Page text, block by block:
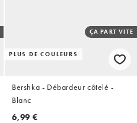
PLUS DE COULEURS
ÇA PART VITE
Bershka - Débardeur côtelé -
Blanc
6,99 €